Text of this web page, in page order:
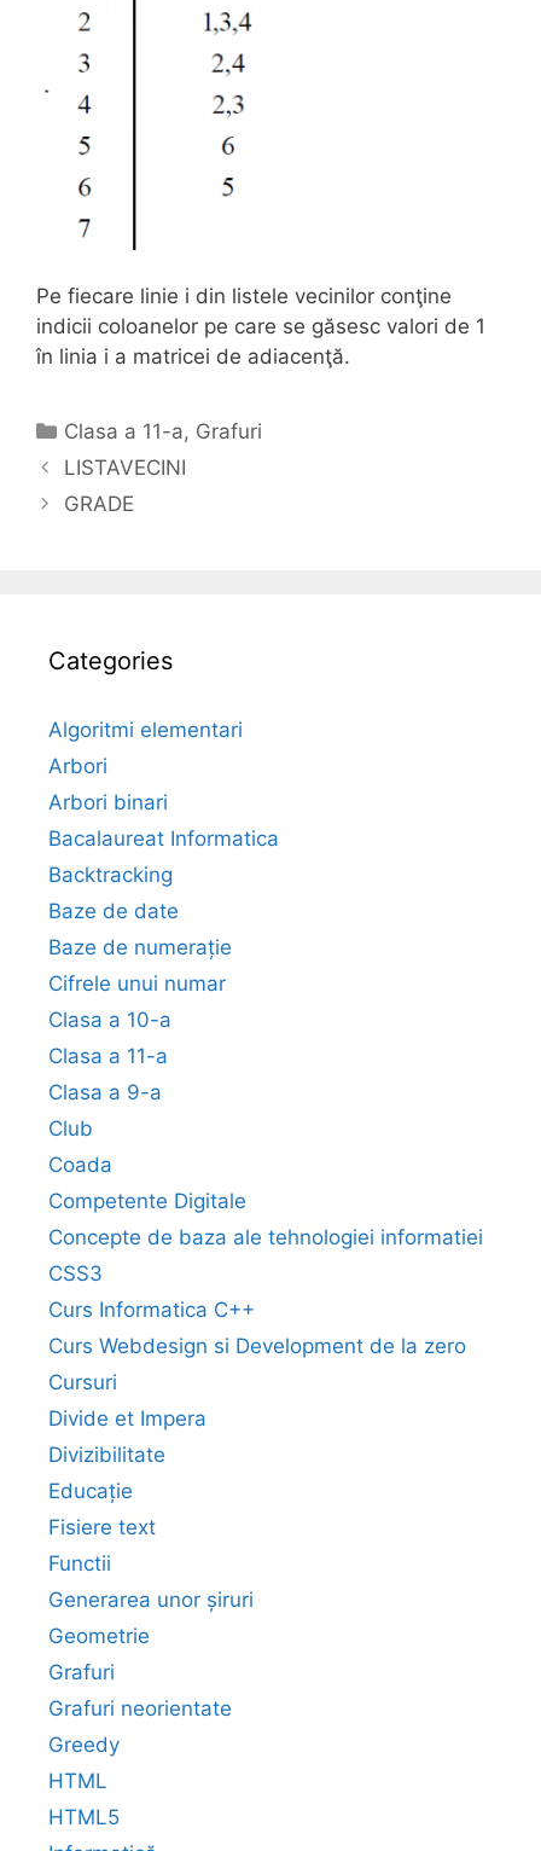
Pe fiecare linie i din listele vecinilor conţine
indicii coloanelor pe care se găsesc valori de 1
în linia i a matricei de adiacenţă.
Categories
Clasa a 11-a, Grafuri
LISTAVECINI
GRADE
Categories
Algoritmi elementari
Arbori
Arbori binari
Bacalaureat Informatica
Backtracking
Baze de date
Baze de numerație
Cifrele unui numar
Clasa a 10-a
Clasa a 11-a
Clasa a 9-a
Club
Coada
Competente Digitale
Concepte de baza ale tehnologiei informatiei
CSS3
Curs Informatica C++
Curs Webdesign si Development de la zero
Cursuri
Divide et Impera
Divizibilitate
Educație
Fisiere text
Functii
Generarea unor șiruri
Geometrie
Grafuri
Grafuri neorientate
Greedy
HTML
HTML5